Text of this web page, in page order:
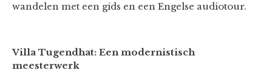
wandelen met een gids en een Engelse audiotour.
Villa Tugendhat: Een modernistisch
meesterwerk